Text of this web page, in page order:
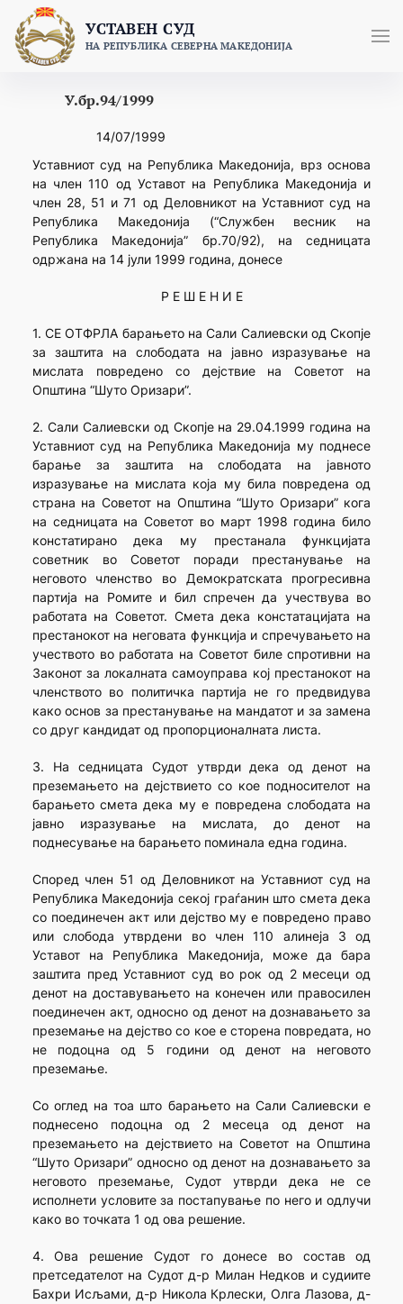
content
УСТАВЕН СУД
НА РЕПУБЛИКА СЕВЕРНА МАКЕДОНИЈА
У.бр.94/1999
14/07/1999
Уставниот суд на Република Македонија, врз основа
на член 110 од Уставот на Република Македонија и
член 28, 51 и 71 од Деловникот на Уставниот суд на
Република Македонија (“Службен весник на
Република Македонија” бр.70/92), на седницата
одржана на 14 јули 1999 година, донесе
Р Е Ш Е Н И Е
1. СЕ ОТФРЛА барањето на Сали Салиевски од Скопје
за заштита на слободата на јавно изразување на
мислата повредено со дејствие на Советот на
Општина “Шуто Оризари”.
2. Сали Салиевски од Скопје на 29.04.1999 година на
Уставниот суд на Република Македонија му поднесе
барање за заштита на слободата на јавното
изразување на мислата која му била повредена од
страна на Советот на Општина “Шуто Оризари” кога
на седницата на Советот во март 1998 година било
констатирано дека му престанала функцијата
советник во Советот поради престанување на
неговото членство во Демократската прогресивна
партија на Ромите и бил спречен да учествува во
работата на Советот. Смета дека констатацијата на
престанокот на неговата функција и спречувањето на
учеството во работата на Советот биле спротивни на
Законот за локалната самоуправа кој престанокот на
членството во политичка партија не го предвидува
како основ за престанување на мандатот и за замена
со друг кандидат од пропорционалната листа.
3. На седницата Судот утврди дека од денот на
преземањето на дејствието со кое подносителот на
барањето смета дека му е повредена слободата на
јавно изразување на мислата, до денот на
поднесување на барањето поминала една година.
Според член 51 од Деловникот на Уставниот суд на
Република Македонија секој граѓанин што смета дека
со поединечен акт или дејство му е повредено право
или слобода утврдени во член 110 алинеја 3 од
Уставот на Република Македонија, може да бара
заштита пред Уставниот суд во рок од 2 месеци од
денот на доставувањето на конечен или правосилен
поединечен акт, односно од денот на дознавањето за
преземање на дејство со кое е сторена повредата, но
не подоцна од 5 години од денот на неговото
преземање.
Со оглед на тоа што барањето на Сали Салиевски е
поднесено подоцна од 2 месеца од денот на
преземањето на дејствието на Советот на Општина
“Шуто Оризари” односно од денот на дознавањето за
неговото преземање, Судот утврди дека не се
исполнети условите за постапување по него и одлучи
како во точката 1 од ова решение.
4. Ова решение Судот го донесе во состав од
претседателот на Судот д-р Милан Недков и судиите
Бахри Исљами, д-р Никола Крлески, Олга Лазова, д-